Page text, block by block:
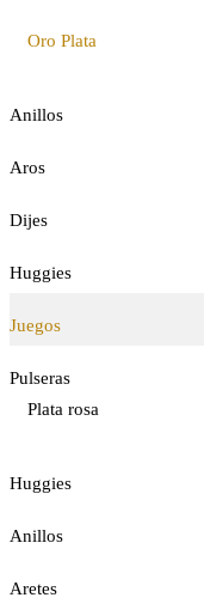
Oro Plata
Anillos
Aros
Dijes
Huggies
Juegos
Pulseras
Plata rosa
Huggies
Anillos
Aretes